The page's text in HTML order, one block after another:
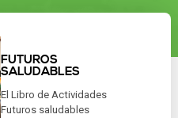
FUTUROS
SALUDABLES
El Libro de Actividades
Futuros saludables